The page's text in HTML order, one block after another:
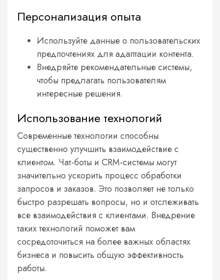
Персонализация опыта
Используйте данные о пользовательских
предпочтениях для адаптации контента.
Внедряйте рекомендательные системы,
чтобы предлагать пользователям
интересные решения.
Использование технологий
Современные технологии способны
существенно улучшить взаимодействие с
клиентом. Чат-боты и CRM-системы могут
значительно ускорить процесс обработки
запросов и заказов. Это позволяет не только
быстро разрешать вопросы, но и отслеживать
все взаимодействия с клиентами. Внедрение
таких технологий поможет вам
сосредоточиться на более важных областях
бизнеса и повысить общую эффективность
работы.